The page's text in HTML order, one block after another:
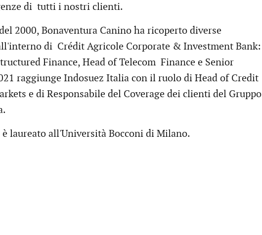
di tutti i nostri clienti.
2000, Bonaventura Canino ha ricoperto diverse
di Crédit Agricole Corporate & Investment Bank:
Finance, Head of Telecom Finance e Senior
raggiunge Indosuez Italia con il ruolo di Head of Credit
e di Responsabile del Coverage dei clienti del Gruppo
laureato all'Università Bocconi di Milano.